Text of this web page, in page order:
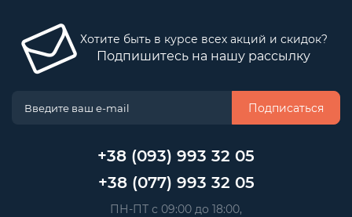
Хотите быть в курсе всех акций и скидок?
Подпишитесь на нашу рассылку
Подписаться
+38 (093) 993 32 05
+38 (077) 993 32 05
ПН-ПТ с 09:00 до 18:00,